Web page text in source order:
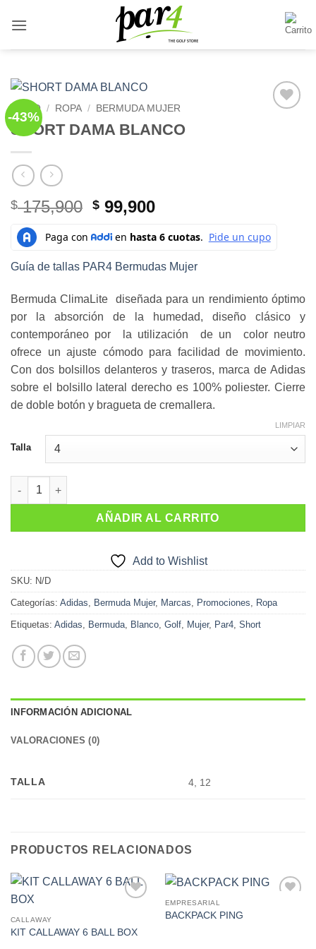
-43%
INICIO / ROPA / BERMUDA MUJER
SHORT DAMA BLANCO
$175,900 El
original
$ 175,900.
$ 99,900El
actual
$ 99,900.
Guía de tallas PAR4 Bermudas Mujer
Bermuda ClimaLite diseñada para un rendimiento óptimo
por la absorción de la humedad, diseño clásico y
contemporáneo por la utilización de un color neutro
ofrece un ajuste cómodo para facilidad de movimiento.
Con dos bolsillos delanteros y traseros, marca de Adidas
sobre el bolsillo lateral derecho es 100% poliester. Cierre
de doble botón y bragueta de cremallera.
Talla
LIMPIAR
SHORT DAMA BLANCO cantidad
AÑADIR AL CARRITO
Add to Wishlist
SKU: N/D
Categorías: Adidas, Bermuda Mujer, Marcas, Promociones, Ropa
Etiquetas: Adidas, Bermuda, Blanco, Golf, Mujer, Par4, Short
INFORMACIÓN ADICIONAL
VALORACIONES (0)
TALLA 4, 12
PRODUCTOS RELACIONADOS
CALLAWAY
KIT CALLAWAY 6 BALL BOX
EMPRESARIAL
BACKPACK PING